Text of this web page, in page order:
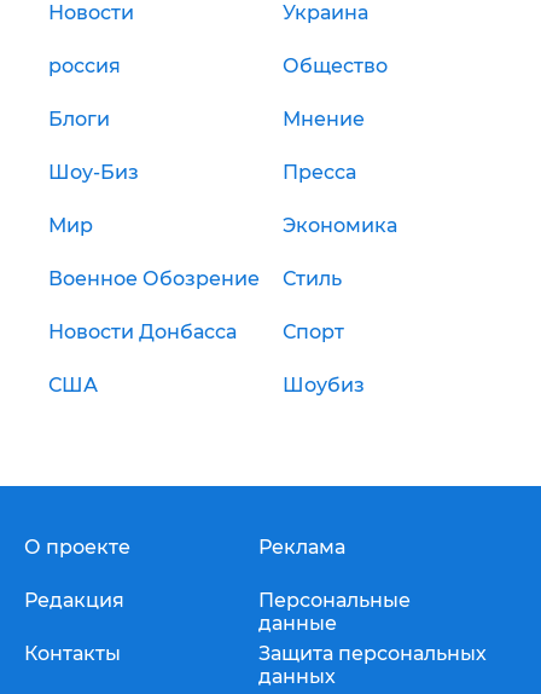
Новости Украина
россия Общество
Блоги Мнение
Шоу-Биз Пресса
Мир Экономика
Военное Обозрение Стиль
Новости Донбасса Спорт
США Шоубиз
О проекте
Редакция
Контакты
Реклама
Персональные
данные
Защита персональных
данных